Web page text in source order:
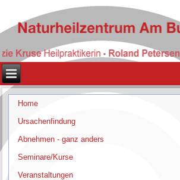
Home
Ursachenfindung
Abnehmen - ganz anders
Seminare/Kurse
Veranstaltungen